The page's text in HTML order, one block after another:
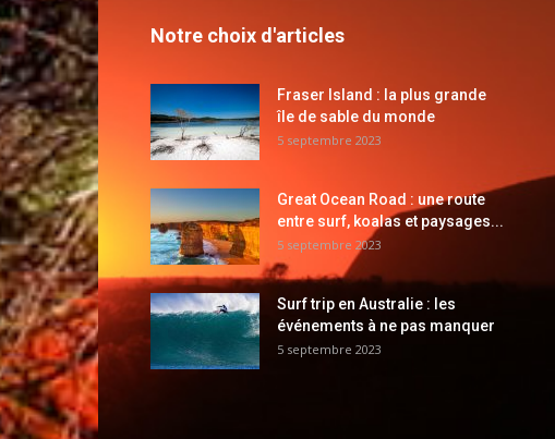
Notre choix d'articles
Fraser Island : la plus grande
île de sable du monde
5 septembre 2023
Great Ocean Road : une route
entre surf, koalas et paysages...
5 septembre 2023
Surf trip en Australie : les
événements à ne pas manquer
5 septembre 2023